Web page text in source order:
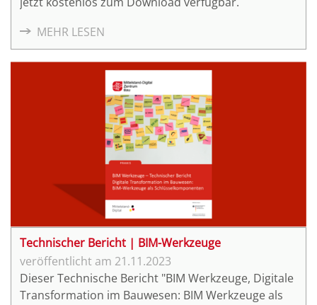
MEHR LESEN
Technischer Bericht | BIM-Werkzeuge
21.11.2023
Dieser Technische Bericht "BIM Werkzeuge, Digitale
Transformation im Bauwesen: BIM Werkzeuge als